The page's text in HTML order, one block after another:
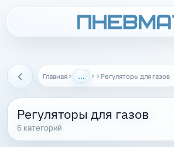
Назад Главная › ... › ›Регуляторы для газов
Регуляторы для газов
6 категорий